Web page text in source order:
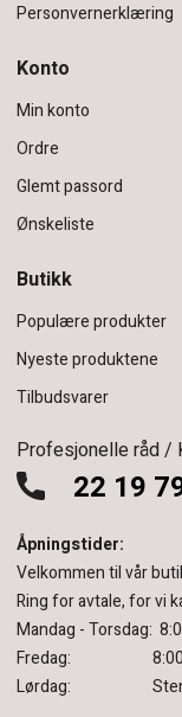
Personvernerklæring
Konto
Min konto
Ordre
Glemt passord
Ønskeliste
Butikk
Populære produkter
Nyeste produktene
Tilbudsvarer
Profesjonelle råd /
22 19
Åpningstider:
Velkommen til vår
Ring for avtale, for vi
Mandag - Torsdag:
Fredag: 8:00-
Lørdag: